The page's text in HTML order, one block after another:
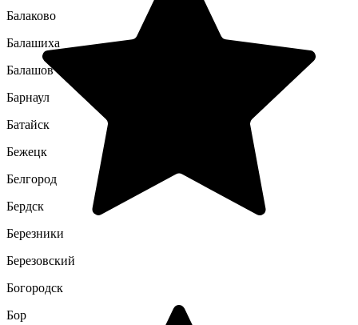
Балаково
Балашиха
Балашов
Барнаул
Батайск
Бежецк
Белгород
Бердск
Березники
Березовский
Богородск
Бор